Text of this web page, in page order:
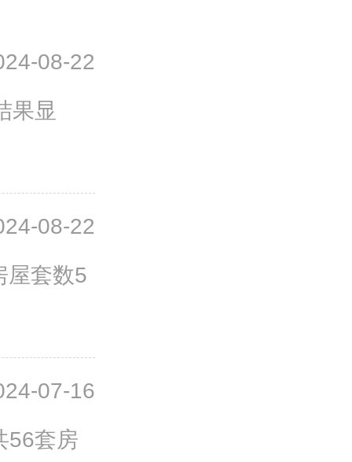
08-22
果显
08-22
屋套数5
07-16
56套房